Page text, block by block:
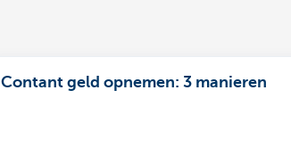
Contant geld opnemen: 3 manieren